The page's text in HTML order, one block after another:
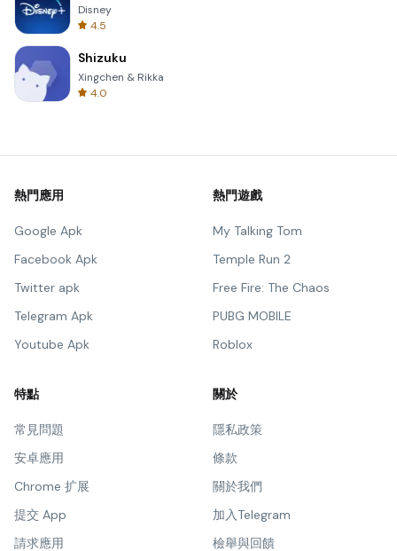
Disney
4.5
Shizuku
Xingchen & Rikka
4.0
熱門應用
Google Apk
Facebook Apk
Twitter apk
Telegram Apk
Youtube Apk
熱門遊戲
My Talking Tom
Temple Run 2
Free Fire: The Chaos
PUBG MOBILE
Roblox
特點
常見問題
安卓應用
Chrome 扩展
提交 App
請求應用
關於
隱私政策
條款
關於我們
加入Telegram
檢舉與回饋